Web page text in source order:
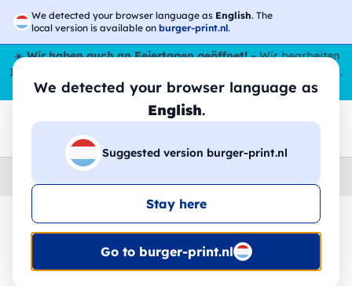
We detected your browser language as English. The
local version is available on burger-print.nl.
We detected your browser language as
English.
Suggested version burger-print.nl
Stay here
Go to burger-print.nl
☀️Wir haben auch an Feiertagen geöffnet!– Wir bearbeiten
Ihre Bestellungen den ganzen Sommer über,
sogar im August.
😎🌴
Home
🔥 -30 % DTF-Druck